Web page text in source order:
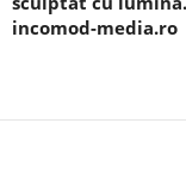
incomod-media.ro